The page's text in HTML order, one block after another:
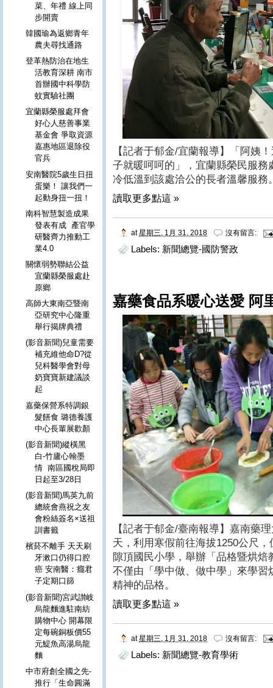
【記者于郁金/宜蘭報導】「阿姨
子就暖呵呵的」，宜蘭縣榮民服
冷低溫到該處洽公的長者溫馨服務
讀取更多點這 »
at星期三, 1月 31, 2018 沒有留言:
Labels: 新聞總覽-國防警政
嘉藥食品系暖心送愛 阿
【記者于郁金/臺南報導】嘉南藥
天，利用寒假前往海拔1250公尺
隙頂國民小學，舉辦「品格暨烘
不僅由「學中做、做中學」來學
精神的品格。
讀取更多點這 »
at星期三, 1月 31, 2018 沒有留言:
Labels: 新聞總覽-教育學術
菜、年禮 線上同
步開賣
韓國瑜為返鄉青年
農夫尋找通路
登革熱防治在地生
活教育深耕 南市
首辦國中科學防
蚊實驗社團
宜蘭縣榮服處拜會
好心人慈善事業
基金會 爭取資源
嘉惠地區退除役
官兵
安南醫院5歲生日扭
蛋樂！ 讓我們一
起動身扭一扭！
南科智慧製造成果
發表有成 產官學
研醫齊力推動工
業4.0
關懷弱勢聯結公益
宜蘭縣榮服處赴
原鄉
高師大東南亞暨南
亞研究中心隆重
舉行揭牌典禮
(影音新聞)兒童需要
補充維他命D?從
兒科醫學會對母
奶寶寶新建議談
起
嘉藥保營系特調銀
髮饍食 璐德養護
中心長輩展歡顏
(影音新聞)縱橫黑
白-竹廬心翰墨
情 南區國稅局即
日起至3/28日
(影音新聞)馬英九前
總統會燕祝之友
會粉絲簽名×送祖
訓書籤
檳菸不離手 天天刷
牙漱口仍得口腔
癌 安南醫：癮君
子定期口篩
(影音新聞)宮武讃岐
烏龍麵進駐南紡
購物中心 開幕限
定每碗銅板價55
元鯷魚高湯烏龍
麵
中市府創全國之先-
推行「生命圓滿